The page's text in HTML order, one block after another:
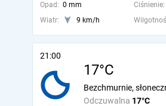
Opad: 0 mm Ciśnienie:
Wiatr:
9 km/h
21:00
17°C
Odczuwalna 17°C
Bezchmurnie,